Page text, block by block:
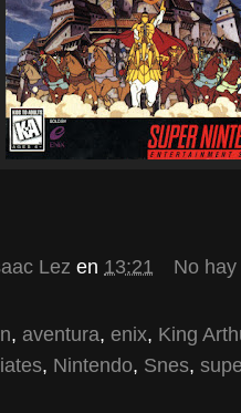
Lez en 13:21 No
, aventura, enix, King
, Nintendo, Snes,